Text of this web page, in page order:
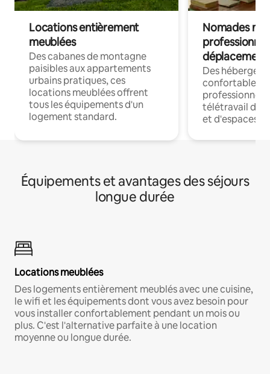
Locations entièrement
meublées
Des cabanes de montagne
paisibles aux appartements
urbains pratiques, ces
locations meublées offrent
tous les équipements d'un
logement standard.
Nomades
déplacement
Des
confortables
professionnels
télétravail
et d'espaces
Équipements et avantages des séjours
longue durée
Locations meublées
Des logements entièrement meublés avec une cuisine,
le wifi et les équipements dont vous avez besoin pour
vous installer confortablement pendant un mois ou
plus. C'est l'alternative parfaite à une location
moyenne ou longue durée.